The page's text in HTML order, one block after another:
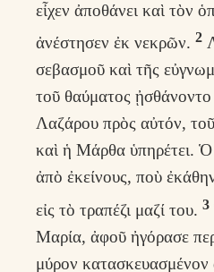
εἶχεν ἀποθάνει καὶ τὸν
ἀνέστησεν ἐκ νεκρῶν. 2
σεβασμοῦ καὶ τῆς
τοῦ θαύματος ᾐσθάνοντο
Λαζάρου πρὸς αὐτόν,
καὶ ἡ Μάρθα ὑπηρέτει.
ἀπὸ ἐκείνους, ποὺ
εἰς τὸ τραπέζι μαζί του. 3
Μαρία, ἀφοῦ ἠγόρασε
μύρον κατασκευασμένον